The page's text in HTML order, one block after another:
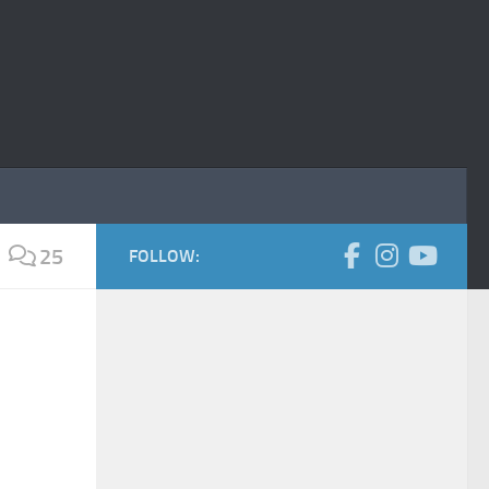
25 FOLLOW: